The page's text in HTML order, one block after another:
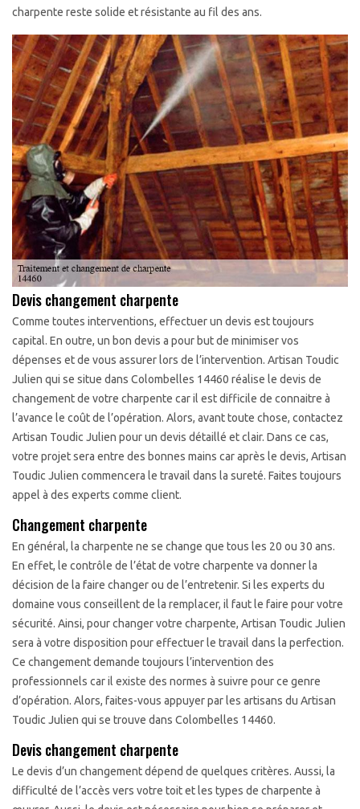
charpente reste solide et résistante au fil des ans.
Devis changement charpente
Comme toutes interventions, effectuer un devis est toujours
capital. En outre, un bon devis a pour but de minimiser vos
dépenses et de vous assurer lors de l’intervention. Artisan Toudic
Julien qui se situe dans Colombelles 14460 réalise le devis de
changement de votre charpente car il est difficile de connaitre à
l’avance le coût de l’opération. Alors, avant toute chose, contactez
Artisan Toudic Julien pour un devis détaillé et clair. Dans ce cas,
votre projet sera entre des bonnes mains car après le devis, Artisan
Toudic Julien commencera le travail dans la sureté. Faites toujours
appel à des experts comme client.
Changement charpente
En général, la charpente ne se change que tous les 20 ou 30 ans.
En effet, le contrôle de l’état de votre charpente va donner la
décision de la faire changer ou de l’entretenir. Si les experts du
domaine vous conseillent de la remplacer, il faut le faire pour votre
sécurité. Ainsi, pour changer votre charpente, Artisan Toudic Julien
sera à votre disposition pour effectuer le travail dans la perfection.
Ce changement demande toujours l’intervention des
professionnels car il existe des normes à suivre pour ce genre
d’opération. Alors, faites-vous appuyer par les artisans du Artisan
Toudic Julien qui se trouve dans Colombelles 14460.
Devis changement charpente
Le devis d’un changement dépend de quelques critères. Aussi, la
difficulté de l’accès vers votre toit et les types de charpente à